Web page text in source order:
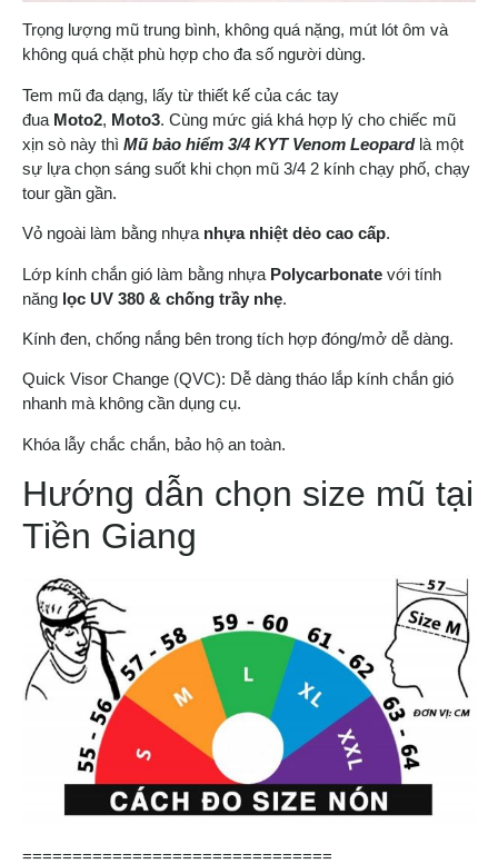
Trọng lượng mũ trung bình, không quá nặng, mút lót ôm và
không quá chặt phù hợp cho đa số người dùng.
Tem mũ đa dạng, lấy từ thiết kế của các tay
đua Moto2, Moto3. Cùng mức giá khá hợp lý cho chiếc mũ
xịn sò này thì Mũ bảo hiểm 3/4 KYT Venom Leopard là một
sự lựa chọn sáng suốt khi chọn mũ 3/4 2 kính chạy phố, chạy
tour gần gần.
Vỏ ngoài làm bằng nhựa nhựa nhiệt dẻo cao cấp.
Lớp kính chắn gió làm bằng nhựa Polycarbonate với tính
năng lọc UV 380 & chống trầy nhẹ.
Kính đen, chống nắng bên trong tích hợp đóng/mở dễ dàng.
Quick Visor Change (QVC): Dễ dàng tháo lắp kính chắn gió
nhanh mà không cần dụng cụ.
Khóa lẫy chắc chắn, bảo hộ an toàn.
Hướng dẫn chọn size mũ tại
Tiền Giang
===============================